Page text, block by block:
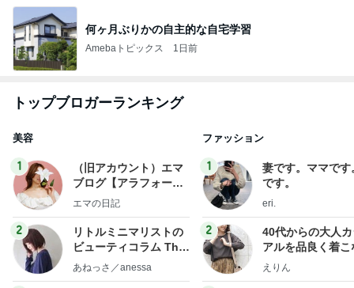
何ヶ月ぶりかの自主的な自宅学習
Amebaトピックス 1日前
トップブロガーランキング
美容
1
（旧アカウント）エマ
ブログ【アラフォー会
社売却セカンドライ
エマの日記
2
リトルミニマリストの
ビューティコラム The
little minimalist's bea
あねっさ／anessa
ファッション
1
妻です。ママです
です。
eri.
2
40代からの大人
アルを品良く着こ
ファッションブロ
えりん